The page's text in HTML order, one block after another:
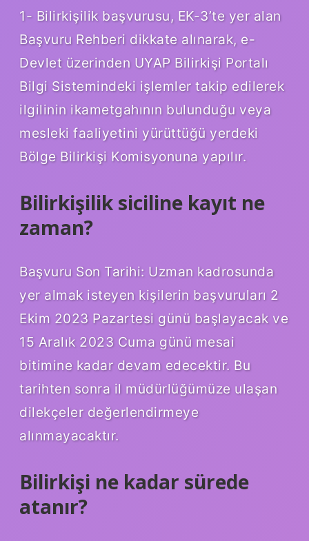
1- Bilirkişilik başvurusu, EK-3’te yer alan
Başvuru Rehberi dikkate alınarak, e-
Devlet üzerinden UYAP Bilirkişi Portalı
Bilgi Sistemindeki işlemler takip edilerek
ilgilinin ikametgahının bulunduğu veya
mesleki faaliyetini yürüttüğü yerdeki
Bölge Bilirkişi Komisyonuna yapılır.
Bilirkişilik siciline kayıt ne
zaman?
Başvuru Son Tarihi: Uzman kadrosunda
yer almak isteyen kişilerin başvuruları 2
Ekim 2023 Pazartesi günü başlayacak ve
15 Aralık 2023 Cuma günü mesai
bitimine kadar devam edecektir. Bu
tarihten sonra il müdürlüğümüze ulaşan
dilekçeler değerlendirmeye
alınmayacaktır.
Bilirkişi ne kadar sürede
atanır?